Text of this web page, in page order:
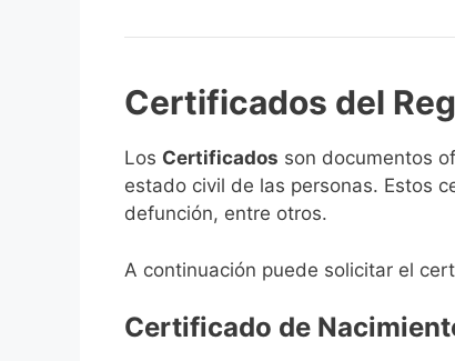
Certificados del
Los Certificados son documentos
estado civil de las personas. Estos
defunción, entre otros.
A continuación puede solicitar el
Certificado de